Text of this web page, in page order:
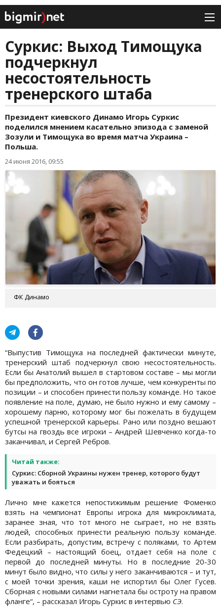
Суркис: Выход Тимощука
подчеркнул
несостоятельность
тренерского штаба
Президент киевского Динамо Игорь Суркис
поделился мнением касательно эпизода с заменой
Зозули и Тимощука во время матча Украина –
Польша.
24 июня 2016, 09:55
ФК Динамо
“Выпустив Тимощука на последней фактически минуте,
тренерский штаб подчеркнул свою несостоятельность.
Если бы Анатолий вышел в стартовом составе – мы могли
бы предположить, что он готов лучше, чем конкуренты по
позиции – и способен принести пользу команде. Но такое
появление на поле, думаю, не было нужно и ему самому –
хорошему парню, которому мог бы пожелать в будущем
успешной тренерской карьеры. Рано или поздно вешают
бутсы на гвоздь все игроки – Андрей Шевченко когда-то
заканчивал, и Сергей Ребров.
Читай также:
Суркис: Сборной Украины нужен тренер, которого будут
уважать и бояться
Лично мне кажется непостижимым решение Фоменко
взять на чемпионат Европы игрока для микроклимата,
заранее зная, что тот много не сыграет, но не взять
людей, способных принести реальную пользу команде.
Если разбирать, допустим, встречу с поляками, то Артем
Федецкий – настоящий боец, отдает себя на поле с
первой до последней минуты. Но в последние 20-30
минут было видно, что силы у него заканчиваются – и тут,
с моей точки зрения, каши не испортил бы Олег Гусев.
Сборная с новыми силами нагнетала бы остроту на правом
фланге“, – рассказал Игорь Суркис в интервью СЭ.